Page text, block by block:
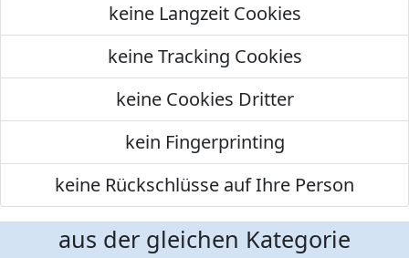
keine Langzeit Cookies
keine Tracking Cookies
keine Cookies Dritter
kein Fingerprinting
keine Rückschlüsse auf Ihre Person
aus der gleichen Kategorie